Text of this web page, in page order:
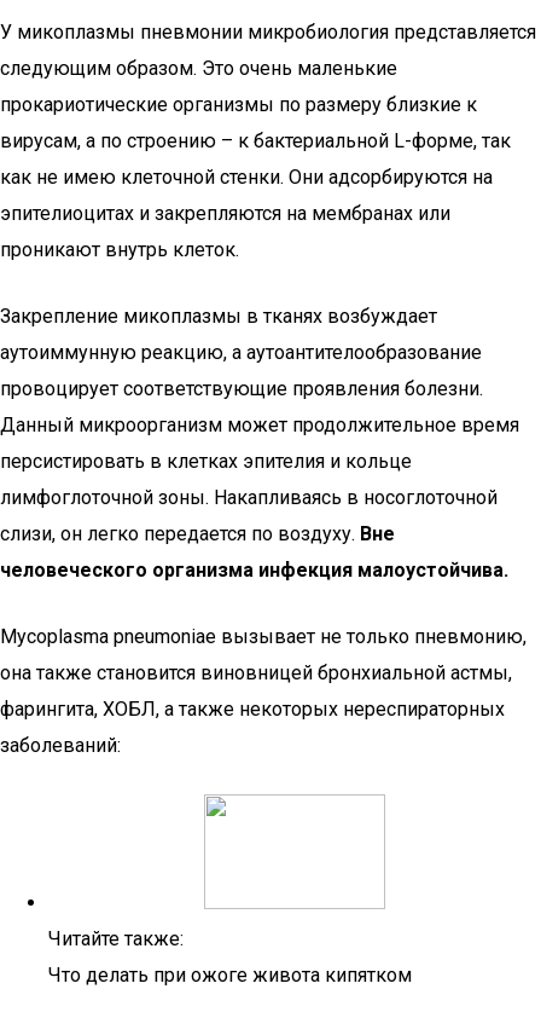
У микоплазмы пневмонии микробиология представляется
следующим образом. Это очень маленькие
прокариотические организмы по размеру близкие к
вирусам, а по строению – к бактериальной L-форме, так
как не имею клеточной стенки. Они адсорбируются на
эпителиоцитах и закрепляются на мембранах или
проникают внутрь клеток.
Закрепление микоплазмы в тканях возбуждает
аутоиммунную реакцию, а аутоантителообразование
провоцирует соответствующие проявления болезни.
Данный микроорганизм может продолжительное время
персистировать в клетках эпителия и кольце
лимфоглоточной зоны. Накапливаясь в носоглоточной
слизи, он легко передается по воздуху. Вне
человеческого организма инфекция малоустойчива.
Мycoplasma pneumoniae вызывает не только пневмонию,
она также становится виновницей бронхиальной астмы,
фарингита, ХОБЛ, а также некоторых нереспираторных
заболеваний:
Читайте также:
Что делать при ожоге живота кипятком